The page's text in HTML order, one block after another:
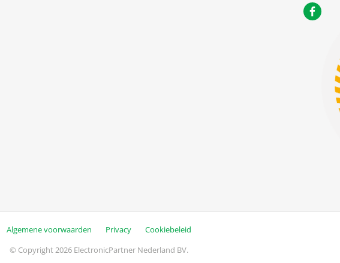
Algemene voorwaarden Privacy
Cookiebeleid
© Copyright 2026 ElectronicPartner Nederland BV.